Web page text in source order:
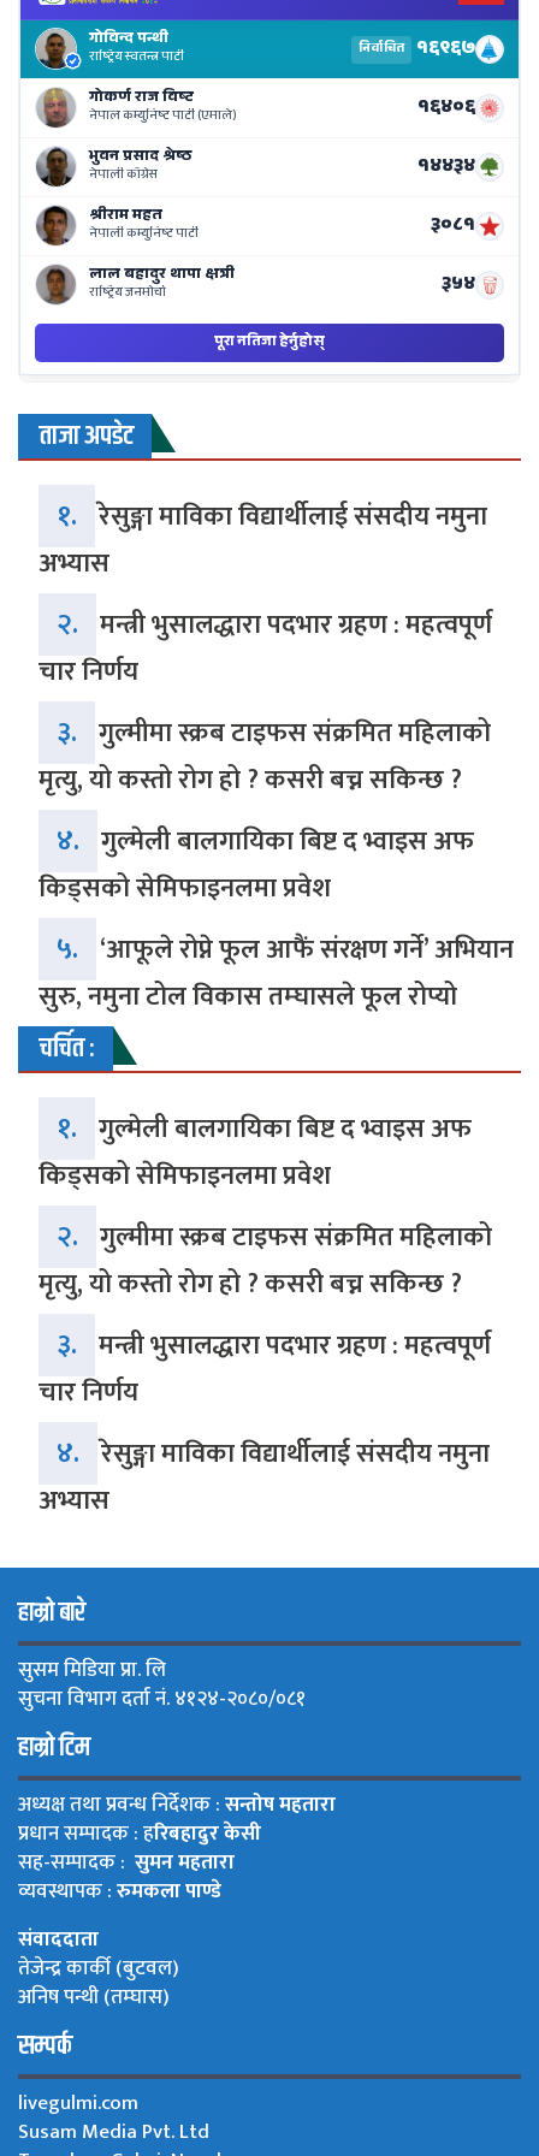
ताजा अपडेट
१. रेसुङ्गा माविका विद्यार्थीलाई संसदीय नमुना
अभ्यास
२. मन्त्री भुसालद्धारा पदभार ग्रहण : महत्वपूर्ण
चार निर्णय
३. गुल्मीमा स्क्रब टाइफस संक्रमित महिलाको
मृत्यु, यो कस्तो रोग हो ? कसरी बच्न सकिन्छ ?
४. गुल्मेली बालगायिका बिष्ट द भ्वाइस अफ
किड्सको सेमिफाइनलमा प्रवेश
५. ‘आफूले रोप्ने फूल आफैं संरक्षण गर्ने’ अभियान
सुरु, नमुना टोल विकास तम्घासले फूल रोप्यो
चर्चित :
१. गुल्मेली बालगायिका बिष्ट द भ्वाइस अफ
किड्सको सेमिफाइनलमा प्रवेश
२. गुल्मीमा स्क्रब टाइफस संक्रमित महिलाको
मृत्यु, यो कस्तो रोग हो ? कसरी बच्न सकिन्छ ?
३. मन्त्री भुसालद्धारा पदभार ग्रहण : महत्वपूर्ण
चार निर्णय
४. रेसुङ्गा माविका विद्यार्थीलाई संसदीय नमुना
अभ्यास
हाम्रो बारे
सुसम मिडिया प्रा. लि
सुचना विभाग दर्ता नं. ४१२४-२०८०/०८१
हाम्रो टिम
अध्यक्ष तथा प्रवन्ध निर्देशक :सन्तोष महतारा
प्रधान सम्पादक : हरिबहादुर केसी
सह-सम्पादक : सुमन महतारा
व्यवस्थापक :रुमकला पाण्डे
संवाददाता
तेजेन्द्र कार्की (बुटवल)
अनिष पन्थी (तम्घास)
सम्पर्क
livegulmi.com
Susam Media Pvt. Ltd